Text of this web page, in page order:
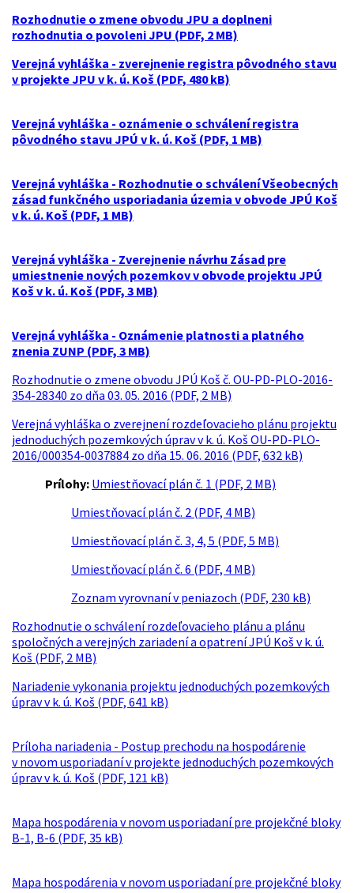
Rozhodnutie o zmene obvodu JPU a doplneni
rozhodnutia o povoleni JPU (PDF, 2 MB)
Verejná vyhláška - zverejnenie registra pôvodného stavu
v projekte JPU v k. ú. Koš (PDF, 480 kB)
Verejná vyhláška - oznámenie o schválení registra
pôvodného stavu JPÚ v k. ú. Koš (PDF, 1 MB)
Verejná vyhláška - Rozhodnutie o schválení Všeobecných
zásad funkčného usporiadania územia v obvode JPÚ Koš
v k. ú. Koš (PDF, 1 MB)
Verejná vyhláška - Zverejnenie návrhu Zásad pre
umiestnenie nových pozemkov v obvode projektu JPÚ
Koš v k. ú. Koš (PDF, 3 MB)
Verejná vyhláška - Oznámenie platnosti a platného
znenia ZUNP (PDF, 3 MB)
Rozhodnutie o zmene obvodu JPÚ Koš č. OU-PD-PLO-2016-
354-28340 zo dňa 03. 05. 2016 (PDF, 2 MB)
Verejná vyhláška o zverejnení rozdeľovacieho plánu projektu
jednoduchých pozemkových úprav v k. ú. Koš OU-PD-PLO-
2016/000354-0037884 zo dňa 15. 06. 2016 (PDF, 632 kB)
Prílohy: Umiestňovací plán č. 1 (PDF, 2 MB)
Umiestňovací plán č. 2 (PDF, 4 MB)
Umiestňovací plán č. 3, 4, 5 (PDF, 5 MB)
Umiestňovací plán č. 6 (PDF, 4 MB)
Zoznam vyrovnaní v peniazoch (PDF, 230 kB)
Rozhodnutie o schválení rozdeľovacieho plánu a plánu
spoločných a verejných zariadení a opatrení JPÚ Koš v k. ú.
Koš (PDF, 2 MB)
Nariadenie vykonania projektu jednoduchých pozemkových
úprav v k. ú. Koš (PDF, 641 kB)
Príloha nariadenia - Postup prechodu na hospodárenie
v novom usporiadaní v projekte jednoduchých pozemkových
úprav v k. ú. Koš (PDF, 121 kB)
Mapa hospodárenia v novom usporiadaní pre projekčné bloky
B-1, B-6 (PDF, 35 kB)
Mapa hospodárenia v novom usporiadaní pre projekčné bloky